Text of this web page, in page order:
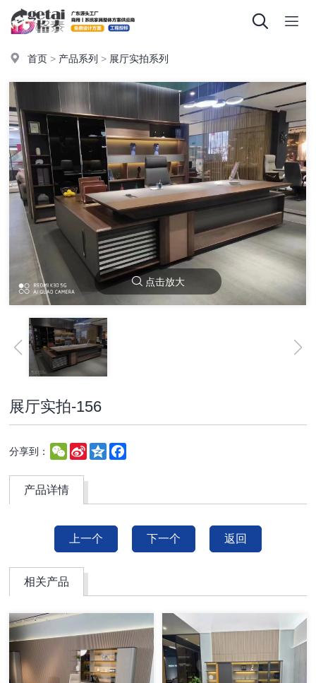
首页 > 产品系列 > 展厅实拍系列
点击放大
展厅实拍-156
分享到： WeChat
Sina
Weibo
Qzone
产品详情
上一个 下一个 返回
相关产品